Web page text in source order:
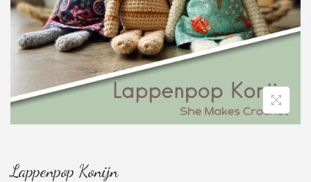
Lappenpop Konijn